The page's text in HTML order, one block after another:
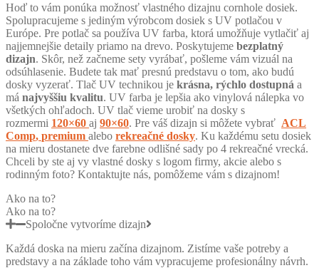
Hoď to vám ponúka možnosť vlastného dizajnu cornhole dosiek.
Spolupracujeme s jediným výrobcom dosiek s UV potlačou v
Európe. Pre potlač sa používa UV farba, ktorá umožňuje vytlačiť aj
najjemnejšie detaily priamo na drevo. Poskytujeme bezplatný
dizajn. Skôr, než začneme sety vyrábať, pošleme vám vizuál na
odsúhlasenie. Budete tak mať presnú predstavu o tom, ako budú
dosky vyzerať. Tlač UV technikou je krásna, rýchlo dostupná a
má najvyššiu kvalitu. UV farba je lepšia ako vinylová nálepka vo
všetkých ohľadoch. UV tlač vieme urobiť na dosky s
rozmermi 120×60 aj 90×60. Pre váš dizajn si môžete vybrať ACL
Comp, premium alebo rekreačné dosky. Ku každému setu dosiek
na mieru dostanete dve farebne odlišné sady po 4 rekreačné vrecká.
Chceli by ste aj vy vlastné dosky s logom firmy, akcie alebo s
rodinným foto? Kontaktujte nás, pomôžeme vám s dizajnom!
Ako na to?
Ako na to?
Spoločne vytvoríme dizajn
Každá doska na mieru začína dizajnom. Zistíme vaše potreby a
predstavy a na základe toho vám vypracujeme profesionálny návrh.